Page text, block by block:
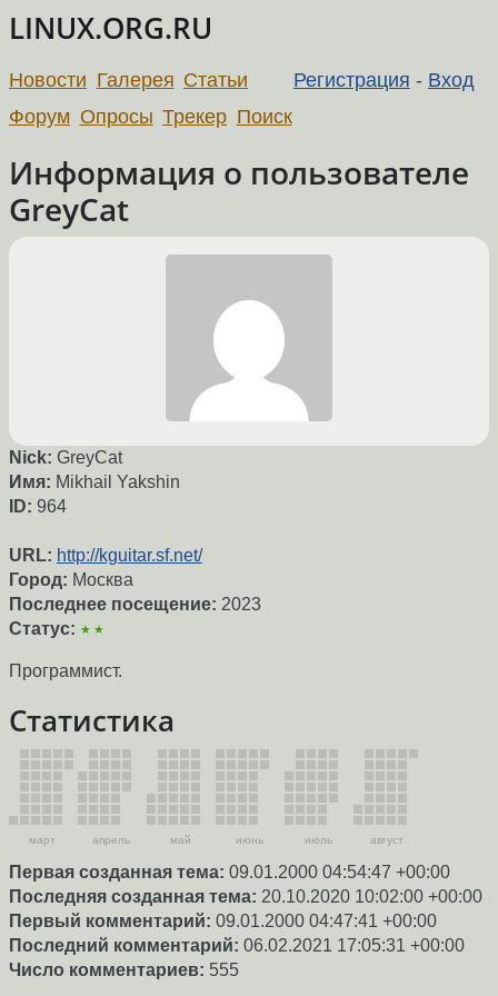
LINUX.ORG.RU
Регистрация - Вход
Новости Галерея Статьи
Форум Опросы Трекер Поиск
Информация о пользователе
GreyCat
Nick: GreyCat
Имя: Mikhail Yakshin
ID: 964
URL: http://kguitar.sf.net/
Город: Москва
Последнее посещение: 2023
Статус: ★★
Программист.
Статистика
март апрель май июнь июль август
Первая созданная тема: 09.01.2000 04:54:47 +00:00
Последняя созданная тема: 20.10.2020 10:02:00 +00:00
Первый комментарий: 09.01.2000 04:47:41 +00:00
Последний комментарий: 06.02.2021 17:05:31 +00:00
Число комментариев: 555